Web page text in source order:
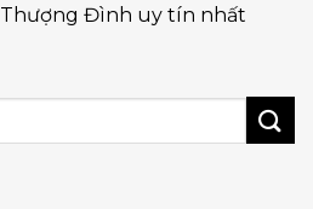
Thượng Đình uy tín nhất